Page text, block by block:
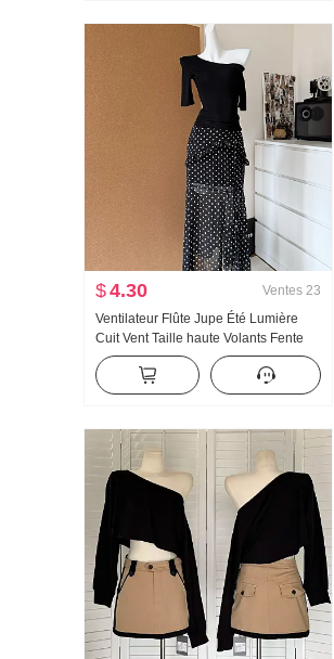
$4.30 Ventes 23
Ventilateur Flûte Jupe Été Lumière
Cuit Vent Taille haute Volants Fente
Noir Pois Jupe mi-longue Jours Soie
Oblique Épaule Vêtements